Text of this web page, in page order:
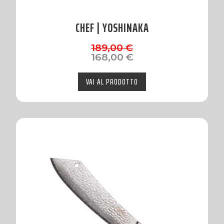
CHEF | YOSHINAKA
189,00€
prezzo
originale
era:
189,00 €.
168,00 €
prezzo
attuale
è:
168,00 €.
VAI AL PRODOTTO